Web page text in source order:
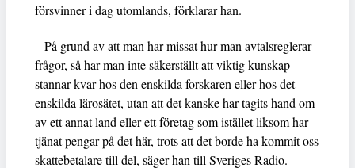
försvinner i dag utomlands, förklarar han.
– På grund av att man har missat hur man avtalsreglerar
frågor, så har man inte säkerställt att viktig kunskap
stannar kvar hos den enskilda forskaren eller hos det
enskilda lärosätet, utan att det kanske har tagits hand om
av ett annat land eller ett företag som istället liksom har
tjänat pengar på det här, trots att det borde ha kommit oss
skattebetalare till del, säger han till Sveriges Radio.